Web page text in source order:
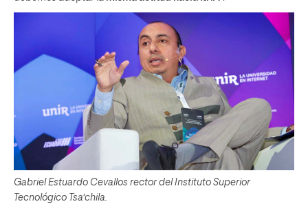
Gabriel Estuardo Cevallos rector del Instituto Superior
Tecnológico Tsa’chila.